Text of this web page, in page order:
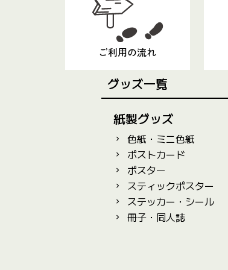
ご利用の流れ
グッズ一覧
紙製グッズ
色紙・ミニ色紙
ポストカード
ポスター
スティックポスター
ステッカー・シール
冊子・同人誌